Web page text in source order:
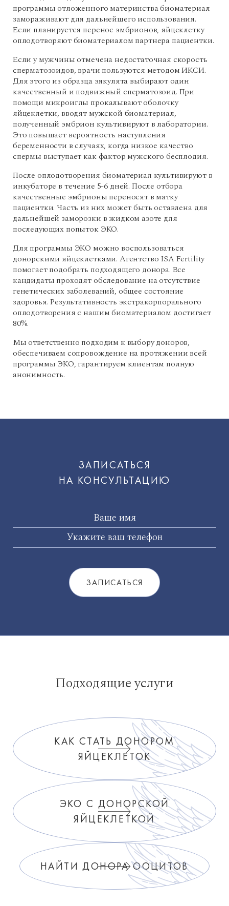
программы отложенного материнства биоматериал
замораживают для дальнейшего использования.
Если планируется перенос эмбрионов, яйцеклетку
оплодотворяют биоматериалом партнера пациентки.
Если у мужчины отмечена недостаточная скорость
сперматозоидов, врачи пользуются методом ИКСИ.
Для этого из образца эякулята выбирают один
качественный и подвижный сперматозоид. При
помощи микроиглы прокалывают оболочку
яйцеклетки, вводят мужской биоматериал,
полученный эмбрион культивируют в лаборатории.
Это повышает вероятность наступления
беременности в случаях, когда низкое качество
спермы выступает как фактор мужского бесплодия.
После оплодотворения биоматериал культивируют в
инкубаторе в течение 5-6 дней. После отбора
качественные эмбрионы переносят в матку
пациентки. Часть из них может быть оставлена для
дальнейшей заморозки в жидком азоте для
последующих попыток ЭКО.
Для программы ЭКО можно воспользоваться
донорскими яйцеклетками. Агентство ISA Fertility
помогает подобрать подходящего донора. Все
кандидаты проходят обследование на отсутствие
генетических заболеваний, общее состояние
здоровья. Результативность экстракорпорального
оплодотворения с нашим биоматериалом достигает
80%.
Мы ответственно подходим к выбору доноров,
обеспечиваем сопровождение на протяжении всей
программы ЭКО, гарантируем клиентам полную
анонимность.
ЗАПИСАТЬСЯ
НА КОНСУЛЬТАЦИЮ
Подходящие услуги
КАК СТАТЬ ДОНОРОМ
ЯЙЦЕКЛЕТОК
ЭКО С ДОНОРСКОЙ
ЯЙЦЕКЛЕТКОЙ
НАЙТИ ДОНОРА ООЦИТОВ